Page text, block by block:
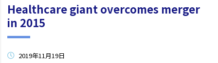
Healthcare giant overcomes merger
in 2015
2019年11月19日